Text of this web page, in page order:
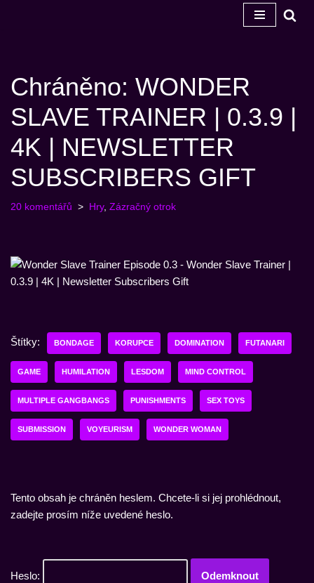
Chráněno: WONDER
SLAVE TRAINER | 0.3.9 |
4K | NEWSLETTER
SUBSCRIBERS GIFT
20 komentářů Hry, Zázračný otrok
Štítky: BONDAGE KORUPCE DOMINATION FUTANARI
GAME HUMILATION LESDOM MIND CONTROL
MULTIPLE GANGBANGS PUNISHMENTS SEX TOYS
SUBMISSION VOYEURISM WONDER WOMAN
Tento obsah je chráněn heslem. Chcete-li si jej prohlédnout,
zadejte prosím níže uvedené heslo.
Heslo: